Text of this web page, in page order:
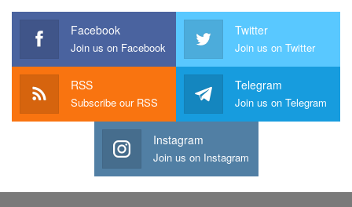
Facebook
Join us on Facebook
Twitter
Join us on Twitter
RSS
Subscribe our RSS
Telegram
Join us on Telegram
Instagram
Join us on Instagram